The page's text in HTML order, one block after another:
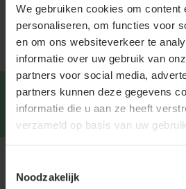
We gebruiken cookies om content
personaliseren, om functies voor
en om ons websiteverkeer te
informatie over uw gebruik van
partners voor social media,
partners kunnen deze gegevens
informatie die u aan ze heeft
verzameld op basis van uw
Noodzakelijk
Service en kalibratie
Snel en direct contact?We
graag via